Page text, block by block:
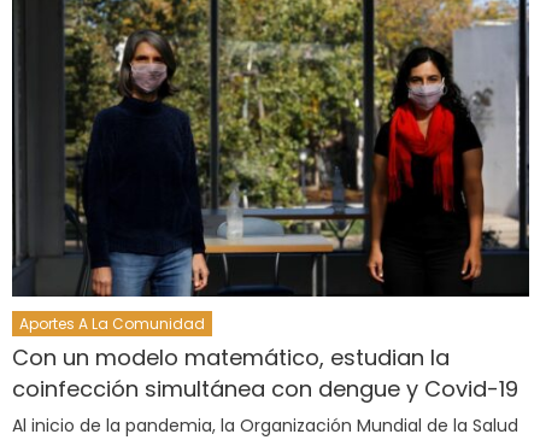
Aportes A La Comunidad
Con un modelo matemático, estudian la
coinfección simultánea con dengue y Covid-19
Al inicio de la pandemia, la Organización Mundial de la Salud